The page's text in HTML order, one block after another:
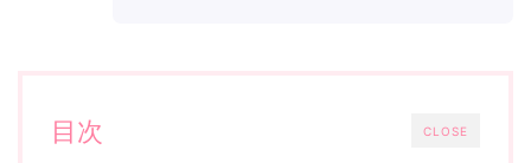
CLOSE
目次